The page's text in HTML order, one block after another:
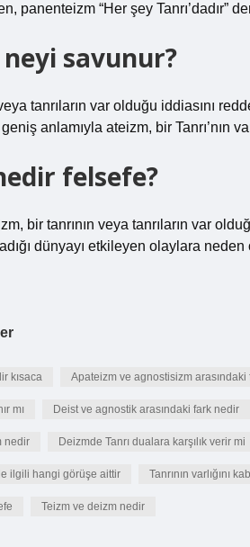
panenteizm “Her şey Tanrı’dadır”
savunur?
tanrıların var olduğu iddiasını
anlamıyla ateizm, bir Tanrı’nın
felsefe?
bir tanrının veya tanrıların var
dünyayı etkileyen olaylara neden
kısaca Apateizm ve agnostisizm arasındaki
mı Deist ve agnostik arasındaki fark nedir
nedir Deizmde Tanrı dualara karşılık verir mi
ile ilgili hangi görüşe aittir Tanrının varlığını
Teizm ve deizm nedir